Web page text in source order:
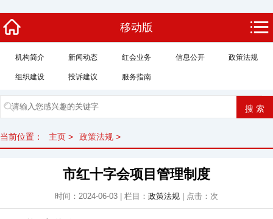
移动版
机构简介 新闻动态 红会业务 信息公开 政策法规
组织建设 投诉建议 服务指南
当前位置： 主页 > 政策法规 >
市红十字会项目管理制度
时间：2024-06-03 | 栏目： 政策法规 | 点击： 次